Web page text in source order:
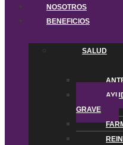
NOSOTROS
BENEFICIOS
SALUD
GRAVE